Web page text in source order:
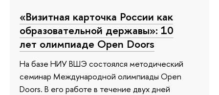
«Визитная карточка России как
образовательной державы»: 10
лет олимпиаде Open Doors
На базе НИУ ВШЭ состоялся методический
семинар Международной олимпиады Open
Doors. В его работе в течение двух дней